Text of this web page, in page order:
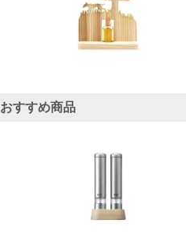
おすすめ商品